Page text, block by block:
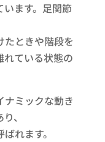
ます。足関節
たときや階段を
れている状態の
ナミックな動き
、
れます。